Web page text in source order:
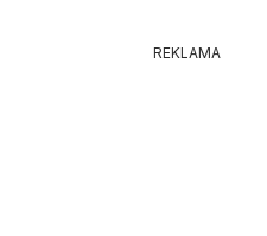
REKLAMA